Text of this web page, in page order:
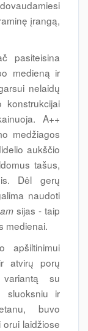
įrangą,
pasiteisina
medieną ir
nelaidų
konstrukcijai
A++
medžiagos
aukščio
tašus,
Dėl gerų
naudoti
sijas - taip
medienai.
apšiltinimui
atvirų porų
su
sluoksniu ir
buvo
laidžiose